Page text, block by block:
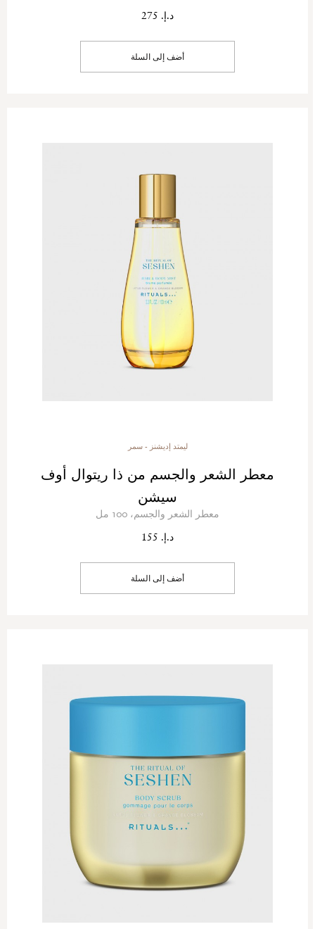
د.إ. 275
أضف إلى السلة
ليمتد إديشنز - سمر
معطر الشعر والجسم من ذا ريتوال أوف
سيشن
معطر الشعر والجسم، 100 مل
د.إ. 155
أضف إلى السلة